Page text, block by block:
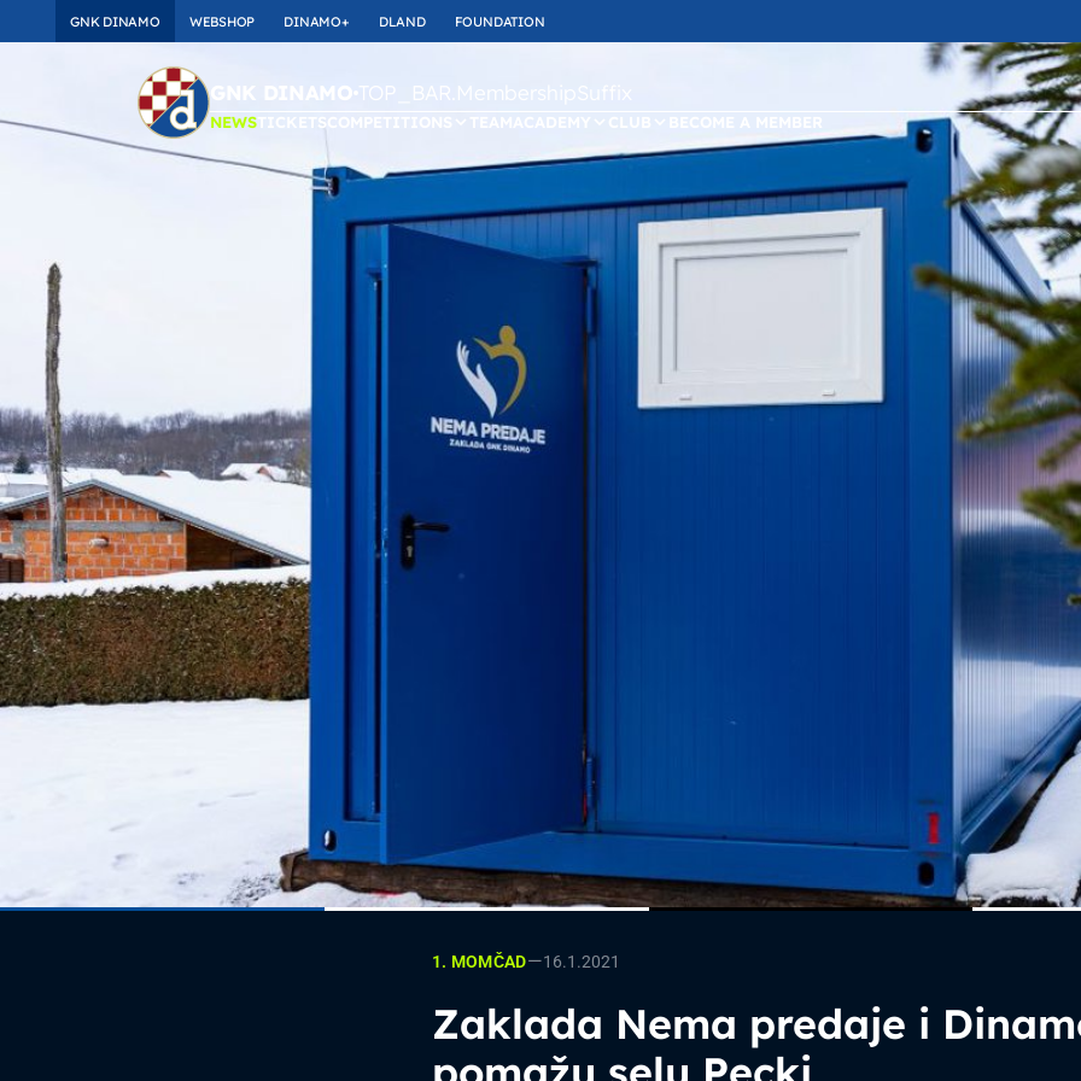
GNK DINAMO WEBSHOP DINAMO+ DLAND FOUNDATION
GNK DINAMO TOP_BAR.MembershipSuffix
NEWSTICKETSCOMPETITIONS TEAMACADEMY CLUB BECOME A MEMBER
1. MOMČAD—16.1.2021
Zaklada Nema predaje i